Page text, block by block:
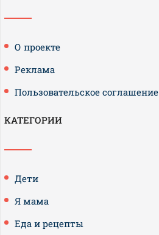
О проекте
Реклама
Пользовательское соглашение
КАТЕГОРИИ
Дети
Я мама
Еда и рецепты